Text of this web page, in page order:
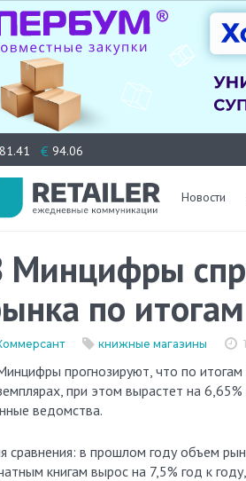
81.41 € 94.06
Новости
Минцифры
по
книжные магазины
при этом вырастет на
ведомства.
сравнения: в прошлом году объем
книгам вырос на 7,5% год к